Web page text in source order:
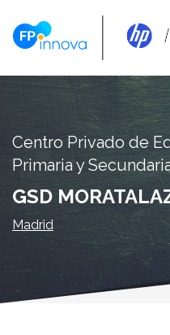
Centro Privado de
Primaria y
GSD
Madrid